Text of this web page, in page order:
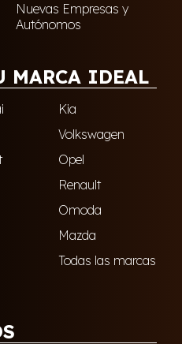
Nuevas Empresas y
Autónomos
MARCA IDEAL
Kia
Volkswagen
Opel
Renault
Omoda
Mazda
Todas las marcas